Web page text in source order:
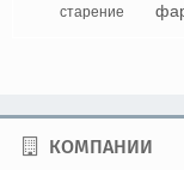
старение
КОМПАНИИ